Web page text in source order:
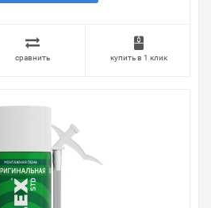
уточняйте у менеджера.
консультацию по тому, что мы
конкретного товара,
посоветовать, рассказать
нашего ассортимента.
способом, который для вас
ответим на все
сравнить купить в 1 клик